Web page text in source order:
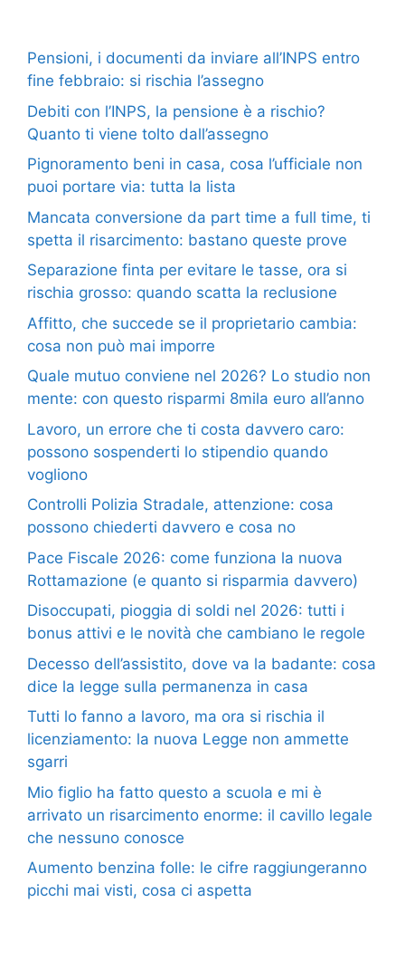
Pensioni, i documenti da inviare all’INPS entro
fine febbraio: si rischia l’assegno
Debiti con l’INPS, la pensione è a rischio?
Quanto ti viene tolto dall’assegno
Pignoramento beni in casa, cosa l’ufficiale non
puoi portare via: tutta la lista
Mancata conversione da part time a full time, ti
spetta il risarcimento: bastano queste prove
Separazione finta per evitare le tasse, ora si
rischia grosso: quando scatta la reclusione
Affitto, che succede se il proprietario cambia:
cosa non può mai imporre
Quale mutuo conviene nel 2026? Lo studio non
mente: con questo risparmi 8mila euro all’anno
Lavoro, un errore che ti costa davvero caro:
possono sospenderti lo stipendio quando
vogliono
Controlli Polizia Stradale, attenzione: cosa
possono chiederti davvero e cosa no
Pace Fiscale 2026: come funziona la nuova
Rottamazione (e quanto si risparmia davvero)
Disoccupati, pioggia di soldi nel 2026: tutti i
bonus attivi e le novità che cambiano le regole
Decesso dell’assistito, dove va la badante: cosa
dice la legge sulla permanenza in casa
Tutti lo fanno a lavoro, ma ora si rischia il
licenziamento: la nuova Legge non ammette
sgarri
Mio figlio ha fatto questo a scuola e mi è
arrivato un risarcimento enorme: il cavillo legale
che nessuno conosce
Aumento benzina folle: le cifre raggiungeranno
picchi mai visti, cosa ci aspetta